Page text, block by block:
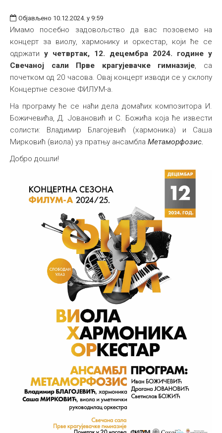
Објављено 10.12.2024. у 9:59
Имамо посебно задовољство да вас позовемо на
концерт за виолу, хармонику и оркестар, који ће се
одржати у четвртак, 12. децембра 2024. године у
Свечаној сали Прве крагујевачке гимназије, са
почетком од 20 часова. Овај концерт изводи се у склопу
Концертне сезоне ФИЛУМ-а.
На програму ће се наћи дела домаћих композитора И.
Божичевића, Д. Јовановић и С. Божића која ће извести
солисти: Владимир Благојевић (хармоника) и Саша
Мирковић (виола) уз пратњу ансамбла Метаморфозис.
Добро дошли!